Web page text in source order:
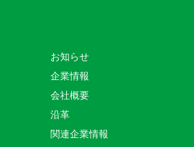
お知らせ
企業情報
会社概要
沿革
関連企業情報